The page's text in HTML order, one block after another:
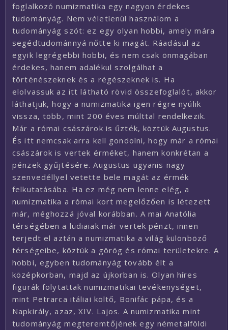
foglalkozó numizmatika egy nagyon érdekes
tudományág. Nem véletlenül használom a
tudományág szót: ez egy olyan hobbi, amely mára
segédtudománnyá nőtte ki magát. Ráadásul az
egyik legrégebbi hobbi, és nem csak önmagában
érdekes, hanem adalékul szolgálhat a
történészeknek és a régészeknek is. Ha
elolvassuk az itt látható rövid összefoglalót, akkor
láthatjuk, hogy a numizmatika igen régre nyúlik
vissza, több, mint 200 éves múlttal rendelkezik.
Már a római császárok is űzték, köztük Augustus.
És itt nemcsak arra kell gondolni, hogy már a római
császárok is vertek érméket, hanem konkrétan a
pénzek gyűjtésére. Augustus ugyanis nagy
szenvedéllyel vetette bele magát az érmék
felkutatásába. Ha ez még nem lenne elég, a
numizmatika a római kort megelőzően is létezett
már, méghozzá jóval korábban. A mai Anatólia
térségében a lüdiaiak már vertek pénzt, innen
terjedt el aztán a numizmatika a világ különböző
térségeibe, köztük a görög és római területekre. A
hobbi, egyben tudományág tovább élt a
középkorban, majd az újkorban is. Olyan híres
figurák folytattak numizmatikai tevékenységet,
mint Petrarca itáliai költő, Bonifác pápa, és a
Napkirály, azaz, XIV. Lajos. A numizmatika mint
tudományág megteremtőjének egy németalföldi